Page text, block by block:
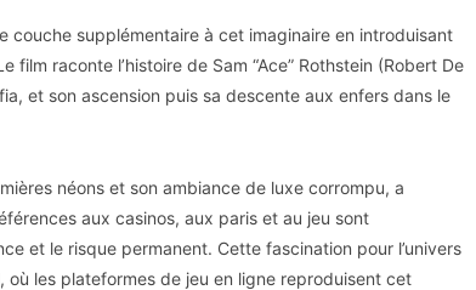
couche supplémentaire à cet imaginaire en introduisant
film raconte l’histoire de Sam “Ace” Rothstein (Robert De
et son ascension puis sa descente aux enfers dans le
néons et son ambiance de luxe corrompu, a
aux casinos, aux paris et au jeu sont
et le risque permanent. Cette fascination pour l’univers
où les plateformes de jeu en ligne reproduisent cet